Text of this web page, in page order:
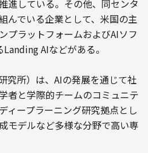
進している。その他、同センタ
んでいる企業として、米国の主
プラットフォームおよびAIソフ
AIなどがある。
究所）は、AIの発展を通じて社
者と学際的チームのコミュニテ
ィープラーニング研究拠点とし
モデルなど多様な分野で高い専